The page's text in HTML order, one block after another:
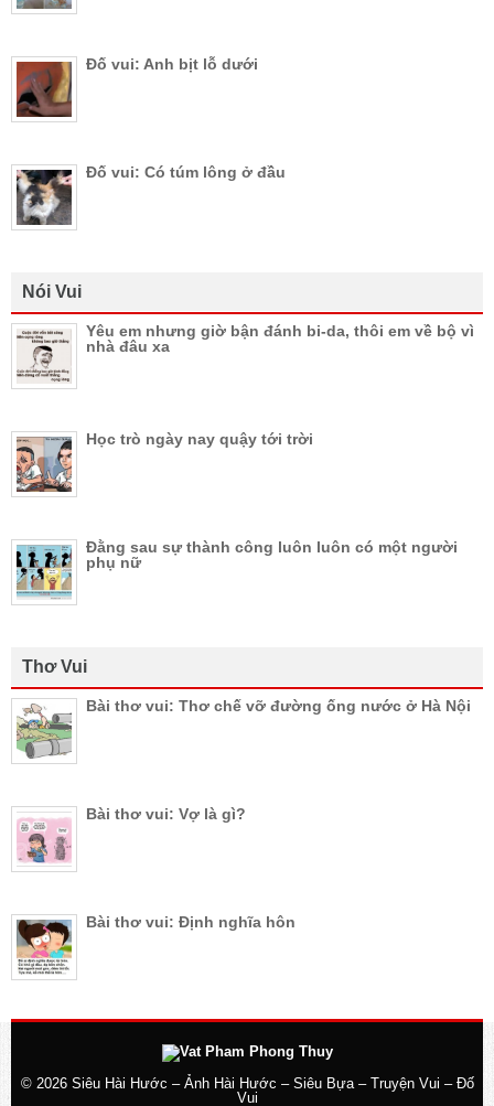
Đố vui: Anh bịt lỗ dưới
Đố vui: Có túm lông ở đầu
Nói Vui
Yêu em nhưng giờ bận đánh bi-da, thôi em về bộ vì
nhà đâu xa
Học trò ngày nay quậy tới trời
Đằng sau sự thành công luôn luôn có một người
phụ nữ
Thơ Vui
Bài thơ vui: Thơ chế vỡ đường ống nước ở Hà Nội
Bài thơ vui: Vợ là gì?
Bài thơ vui: Định nghĩa hôn
© 2026 Siêu Hài Hước – Ảnh Hài Hước – Siêu Bựa – Truyện Vui – Đố
Vui